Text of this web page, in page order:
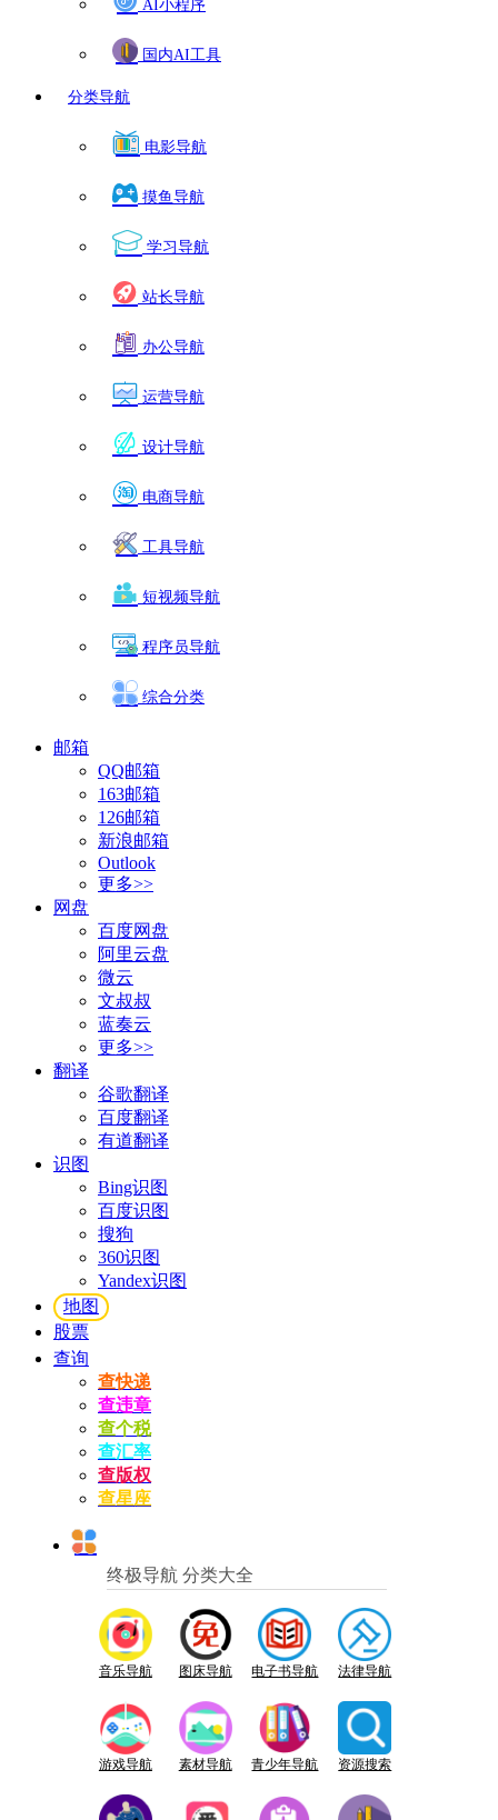
AI小程序
国内AI工具
分类导航
电影导航
摸鱼导航
学习导航
站长导航
办公导航
运营导航
设计导航
电商导航
工具导航
短视频导航
程序员导航
综合分类
邮箱
QQ邮箱
163邮箱
126邮箱
新浪邮箱
Outlook
更多>>
网盘
百度网盘
阿里云盘
微云
文叔叔
蓝奏云
更多>>
翻译
谷歌翻译
百度翻译
有道翻译
识图
Bing识图
百度识图
搜狗
360识图
Yandex识图
地图
股票
查询
查快递
查违章
查个税
查汇率
查版权
查星座
终极导航 分类大全
音乐导航 图床导航 电子书导航 法律导航
游戏导航 素材导航 青少年导航 资源搜索